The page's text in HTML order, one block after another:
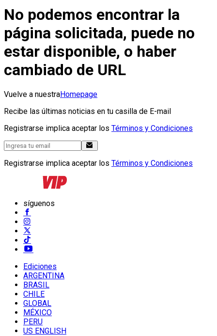
No podemos encontrar la
página solicitada, puede no
estar disponible, o haber
cambiado de URL
Vuelve a nuestraHomepage
Recibe las últimas noticias en tu casilla de E-mail
Registrarse implica aceptar los Términos y Condiciones
Registrarse implica aceptar los Términos y Condiciones
síguenos
Ediciones
ARGENTINA
BRASIL
CHILE
GLOBAL
MÉXICO
PERU
US ENGLISH